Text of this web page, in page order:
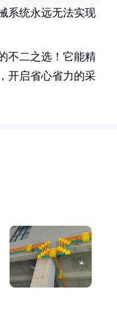
系统永远无法实现
不二之选！它能精
开启省心省力的采